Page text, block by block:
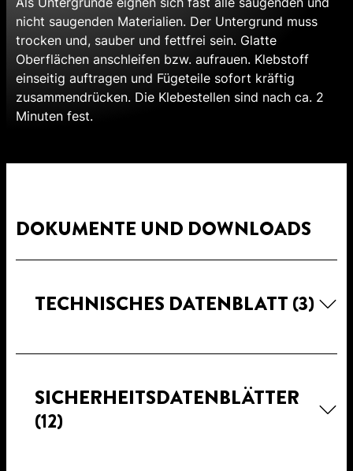
nicht saugenden Materialien. Der Untergrund muss
trocken und, sauber und fettfrei sein. Glatte
Oberflächen anschleifen bzw. aufrauen. Klebstoff
einseitig auftragen und Fügeteile sofort kräftig
zusammendrücken. Die Klebestellen sind nach ca. 2
Minuten fest.
DOKUMENTE UND DOWNLOADS
TECHNISCHES DATENBLATT (3)
SICHERHEITSDATENBLÄTTER
(12)